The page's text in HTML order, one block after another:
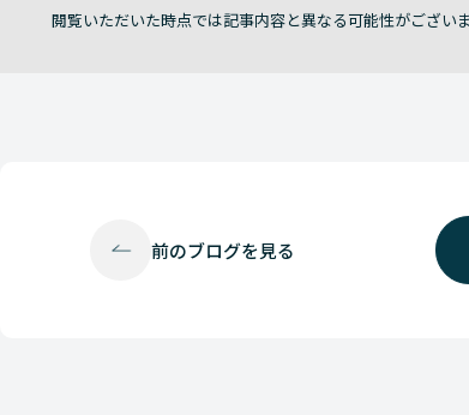
閲覧いただいた時点では記事内容と異なる可能性がござい
前のブログを見る